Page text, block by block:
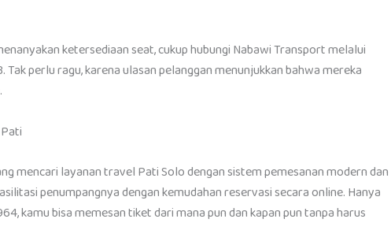
ketersediaan seat, cukup hubungi Nabawi Transport melalui
perlu ragu, karena ulasan pelanggan menunjukkan bahwa mereka
mencari layanan travel Pati Solo dengan sistem pemesanan modern dan
penumpangnya dengan kemudahan reservasi secara online. Hanya
kamu bisa memesan tiket dari mana pun dan kapan pun tanpa harus